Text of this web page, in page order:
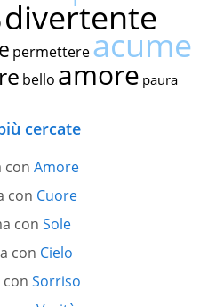
divertente
permettereacume
bello amore paura
cercate
con Amore
con Cuore
con Sole
con Cielo
con Sorriso